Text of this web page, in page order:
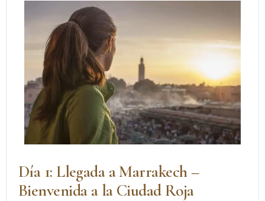
Día 1: Llegada a Marrakech –
Bienvenida a la Ciudad Roja